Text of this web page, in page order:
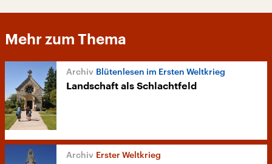
Mehr zum Thema
Blütenlesen im Ersten Weltkrieg
Landschaft als Schlachtfeld
Erster Weltkrieg